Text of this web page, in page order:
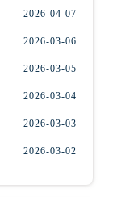
2026-04-07
2026-03-06
2026-03-05
2026-03-04
2026-03-03
2026-03-02